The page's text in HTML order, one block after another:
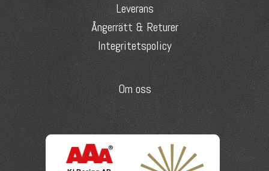
Leverans
Ångerrätt & Returer
Integritetspolicy
Om oss